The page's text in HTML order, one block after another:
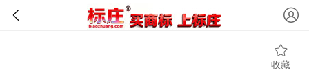
收藏